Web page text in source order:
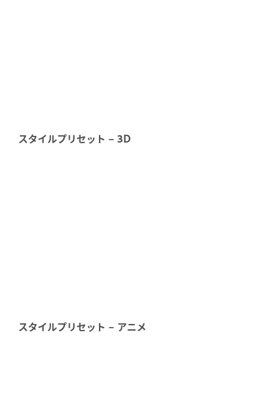
スタイルプリセット – 3D
スタイルプリセット – アニメ